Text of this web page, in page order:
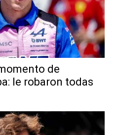
de
le robaron todas